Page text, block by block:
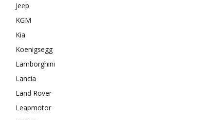
Jeep
KGM
Kia
Koenigsegg
Lamborghini
Lancia
Land Rover
Leapmotor